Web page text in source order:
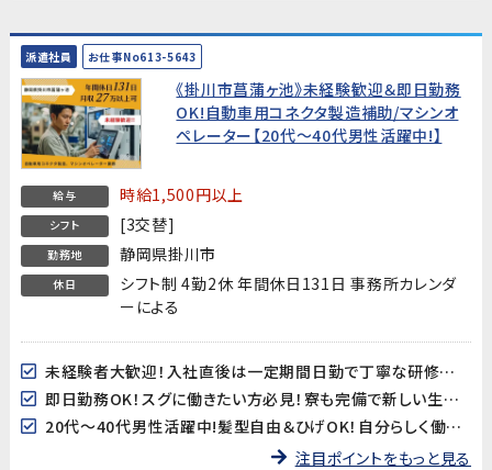
派遣社員 お仕事No613-5643
《掛川市菖蒲ヶ池》未経験歓迎＆即日勤務
OK!自動車用コネクタ製造補助/マシンオ
ペレーター【20代～40代男性活躍中!】
給与 時給1,500円以上
シフト [3交替]
勤務地 静岡県掛川市
休日
シフト制 4勤2休 年間休日131日 事務所カレンダ
ーによる
未経験者大歓迎！入社直後は一定期間日勤で丁寧な研修がありますので安心してスタートできます!
即日勤務OK！スグに働きたい方必見！寮も完備で新しい生活をすぐにスタートできます!
20代～40代男性活躍中!髪型自由＆ひげOK！自分らしく働けます!
注目ポイントをもっと見る